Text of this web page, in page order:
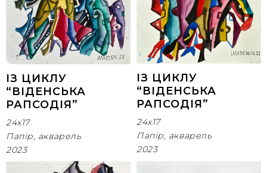
ІЗ ЦИКЛУ
“ВІДЕНСЬКА
РАПСОДІЯ”
24x17
Папір, акварель
2023
ІЗ ЦИКЛУ
“ВІДЕНСЬКА
РАПСОДІЯ”
24x17
Папір, акварель
2023